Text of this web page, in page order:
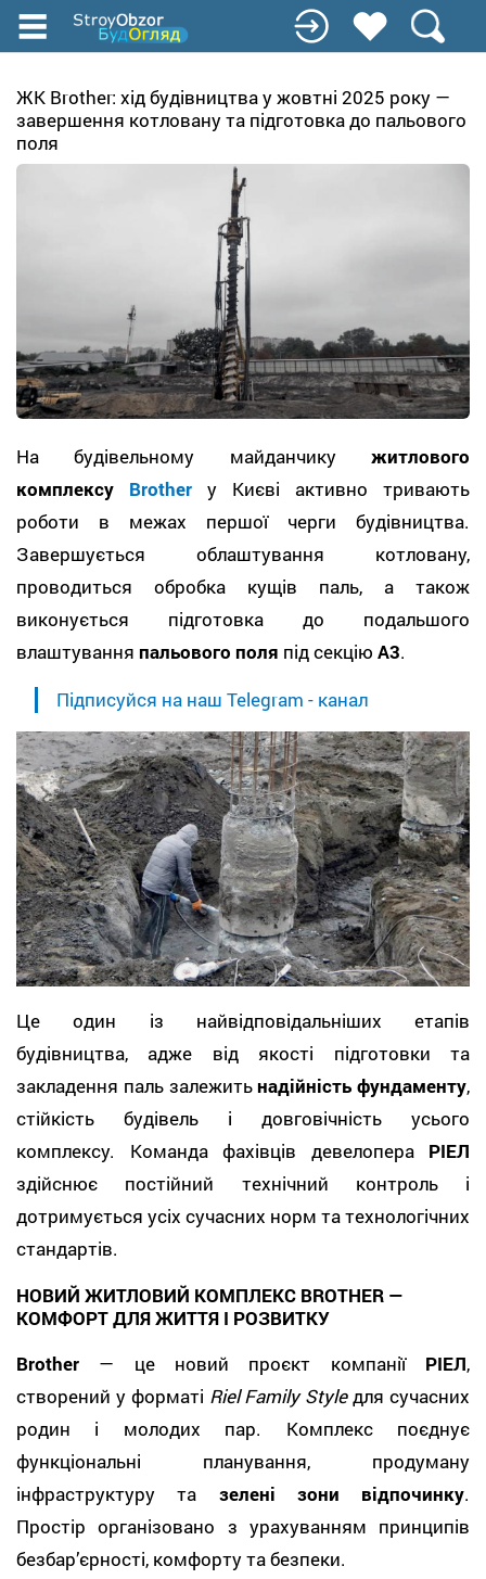
Перейти
до
вмісту
ЖК Brother: хід будівництва у жовтні 2025 року —
завершення котловану та підготовка до пальового
поля
На будівельному майданчику житлового
комплексу Brother у Києві активно тривають
роботи в межах першої черги будівництва.
Завершується облаштування котловану,
проводиться обробка кущів паль, а також
виконується підготовка до подальшого
влаштування пальового поля під секцію А3.
Підписуйся на наш Telegram - канал
Це один із найвідповідальніших етапів
будівництва, адже від якості підготовки та
закладення паль залежитьнадійність фундаменту,
стійкість будівель і довговічність усього
комплексу. Команда фахівців девелопера РІЕЛ
здійснює постійний технічний контроль і
дотримується усіх сучасних норм та технологічних
стандартів.
НОВИЙ ЖИТЛОВИЙ КОМПЛЕКС BROTHER —
КОМФОРТ ДЛЯ ЖИТТЯ І РОЗВИТКУ
Brother — це новий проєкт компанії РІЕЛ,
створений у форматі Riel Family Styleдля сучасних
родин і молодих пар. Комплекс поєднує
функціональні планування, продуману
інфраструктуру та зелені зони відпочинку.
Простір організовано з урахуванням принципів
безбар’єрності, комфорту та безпеки.